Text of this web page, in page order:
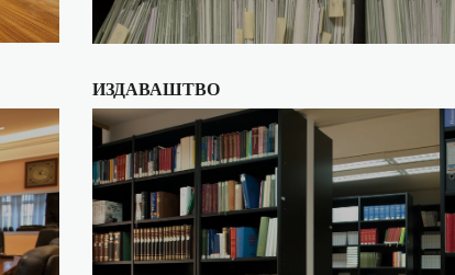
ИЗДАВАШТВО